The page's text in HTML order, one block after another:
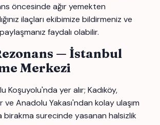
öncesinde ağır yemekten
ilaçları ekibimize bildirmeniz ve
faydalı olabilir.
— İstanbul
Merkezi
Koşuyolu'nda yer alır; Kadıköy,
ve Anadolu Yakası'ndan kolay ulaşım
birakma surecinde yasanan halsizlik